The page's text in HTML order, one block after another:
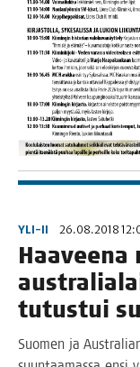
YLI-II 26.08.2018
Haa­vee­na
tutus­tui
Suo­men ja